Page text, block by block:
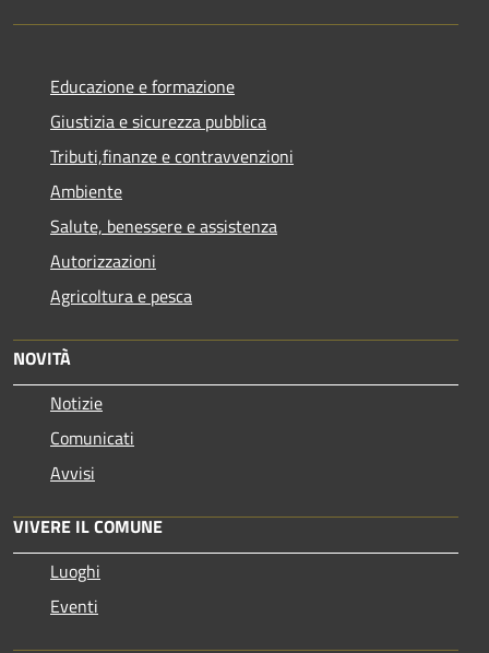
Educazione e formazione
Giustizia e sicurezza pubblica
Tributi,finanze e contravvenzioni
Ambiente
Salute, benessere e assistenza
Autorizzazioni
Agricoltura e pesca
NOVITÀ
Notizie
Comunicati
Avvisi
VIVERE IL COMUNE
Luoghi
Eventi